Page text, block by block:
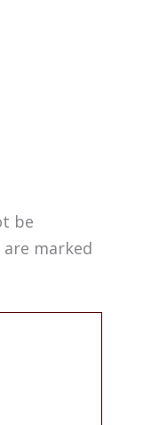
be
are marked